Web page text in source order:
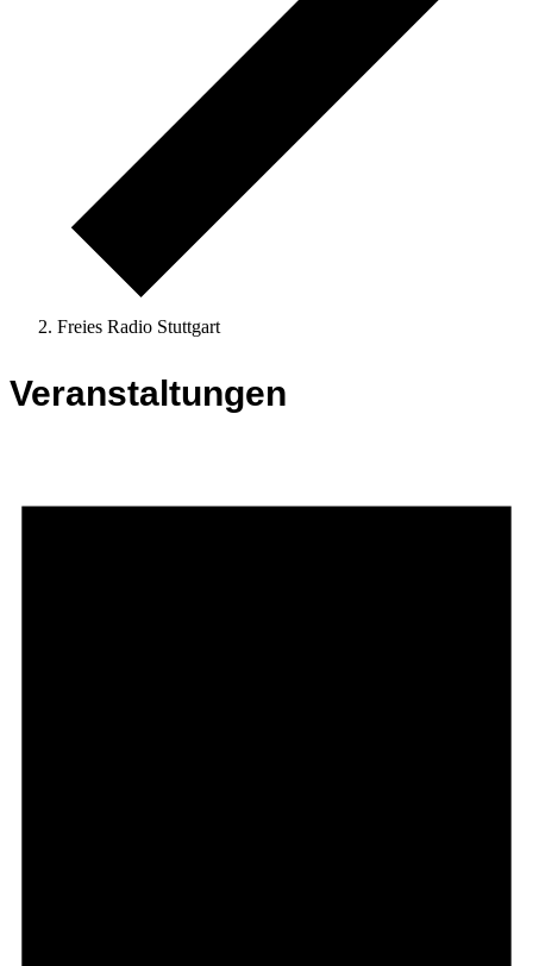
Freies Radio Stuttgart
Veranstaltungen